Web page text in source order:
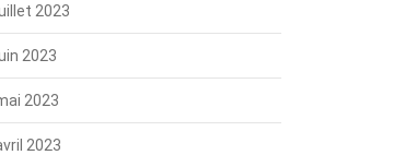
2023
2023
2023
2023